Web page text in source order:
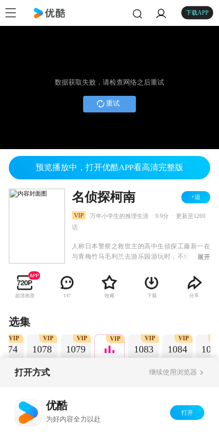
下载APP
数据获取失败，请检查网络之后重试
重试
预览播放中，打开优酷APP看高清完整版
名侦探柯南 +追
VIP 万年小学生的推理生涯 9.9分
更新至1269
话
人称日本警察之救世主的高中生侦探工藤新一在
与青梅竹马毛利兰去游乐园游玩时，不经意中发
踪，并目睹了黑衣人正在进行可疑交易。不料，
却被另一名黑衣人在背后击晕，被强行灌下一种
名为APTX-4869的毒药，致使身体变小。为了在
为“江户川柯南”，并寄住在毛利兰的家中。作为
侦探，柯南实在看不下去毛利小五郎经常做的一
些“发育不良”的错误推理，便帮助毛利小五郎破
展开
超清画质 147 收藏 下载 分享
选集
VIP
1078
VIP
1079
VIP VIP
1083
VIP
1084
VIP
打开方式 继续使用浏览器
优酷
为好内容全力以赴
打开